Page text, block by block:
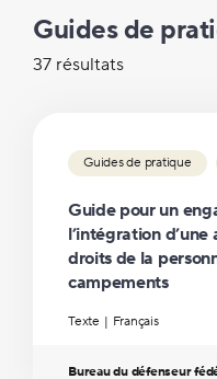
Guides de
37 résultats
Guides de pratique
Guide pour un
l’intégration
droits de la
campements
Texte Français
Bureau du défenseur